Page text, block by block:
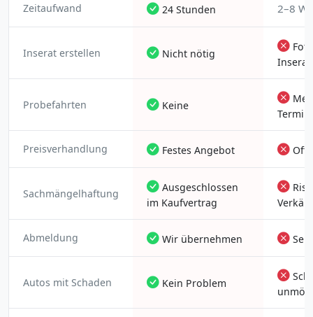
Zeitaufwand 24 Stunden 2–8
Inserat erstellen Nicht nötig
Probefahrten Keine
Preisverhandlung Festes Angebot Oft
Sachmängelhaftung
Ausgeschlossen
im Kaufvertrag
Abmeldung Wir übernehmen
Autos mit Schaden Kein Problem